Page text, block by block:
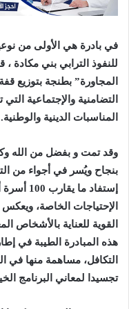
في بادرة هي الأولى من
للنفوذ الترابي بني مكادة
المجاورة” بطنجة بتوزيع
التضامنية والإجتماعية
المناسبات الدينية والوطنية.
وقد تمت و بفضل من الله
بنجاح ويُسر في أجواء من
إستفاد
الإحتياجات الخاصة،
القوية للعناية بالأشخاص
هذه المبادرة الطيبة في
التكافل، مساهمة منها في
تجسيدا لمعاني البرنامج